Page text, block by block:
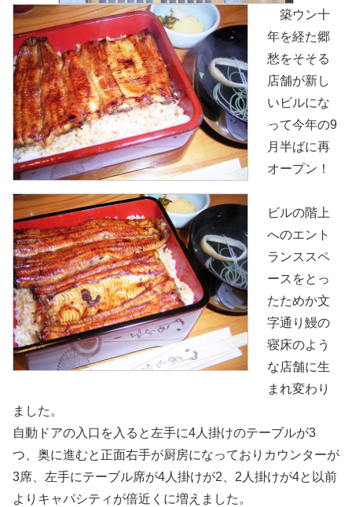
築ウン十
年を経た郷
愁をそそる
店舗が新し
いビルにな
って今年の9
月半ばに再
オープン！
ビルの階上
へのエント
ランススペ
ースをとっ
たためか文
字通り鰻の
寝床のよう
な店舗に生
まれ変わり
ました。
自動ドアの入口を入ると左手に4人掛けのテーブルが3
つ、奥に進むと正面右手が厨房になっておりカウンターが
3席、左手にテーブル席が4人掛けが2、2人掛けが4と以前
よりキャパシティが倍近くに増えました。